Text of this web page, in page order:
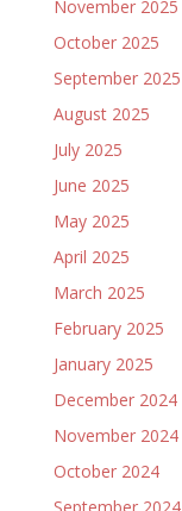
November 2025
October 2025
September 2025
August 2025
July 2025
June 2025
May 2025
April 2025
March 2025
February 2025
January 2025
December 2024
November 2024
October 2024
September 2024